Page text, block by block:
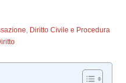
, Diritto Civile e Procedura